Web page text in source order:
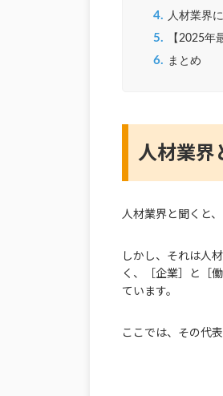
4. 人材業界
5. 【2025年
6. まとめ
人材業界
人材業界と聞くと
しかし、それは人
く、［企業］と［
ています。
ここでは、その代